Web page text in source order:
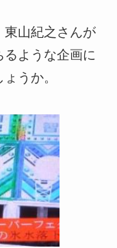
東山紀之さんが
ような企画に
うか。